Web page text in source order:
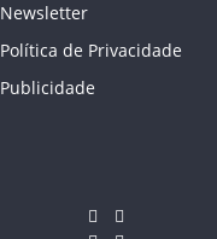
Newsletter
Política de Privacidade
Publicidade